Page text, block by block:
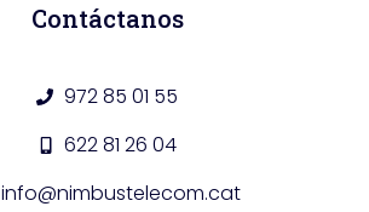
Contáctanos
972 85 01 55
622 81 26 04
info@nimbustelecom.cat